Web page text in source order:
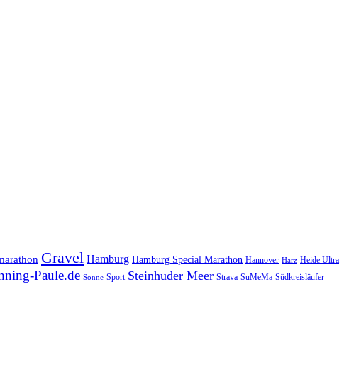
Gravel Hamburg Hamburg Special Marathon Hannover Harz Heide Ultra
Paule.de Sonne Sport Steinhuder Meer Strava SuMeMa Südkreisläufer